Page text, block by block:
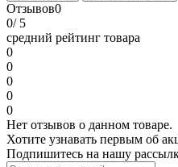
Отзывов0
0/ 5
средний рейтинг товара
0
0
0
0
0
Нет отзывов о данном товаре.
Хотите узнавать первым об
Подпишитесь на нашу